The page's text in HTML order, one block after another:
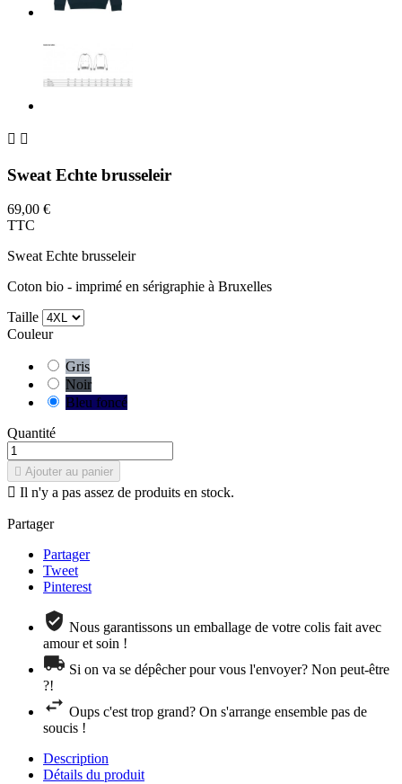
 
Sweat Echte brusseleir
69,00 €
TTC
Sweat Echte brusseleir
Coton bio - imprimé en sérigraphie à Bruxelles
Taille
Couleur
Gris
Noir
Bleu foncé
Quantité
 Ajouter au panier
 Il n'y a pas assez de produits en stock.
Partager
Partager
Tweet
Pinterest
Nous garantissons un emballage de votre colis fait avec
amour et soin !
Si on va se dépêcher pour vous l'envoyer? Non peut-être
?!
Oups c'est trop grand? On s'arrange ensemble pas de
soucis !
Description
Détails du produit